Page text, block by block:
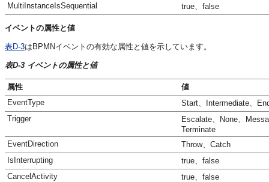
MultiInstanceIsSequential
true、false
イベントの属性と値
表D-3はBPMNイベントの有効な属性と値を示しています。
表D-3 イベントの属性と値
属性
値
EventType
Start、Intermediate、
Trigger
Escalate、None、
Terminate
EventDirection
Throw、Catch
IsInterrupting
true、false
CancelActivity
true、false